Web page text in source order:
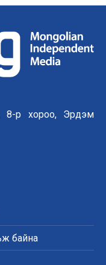
8-р хороо, Эрдэм
байна